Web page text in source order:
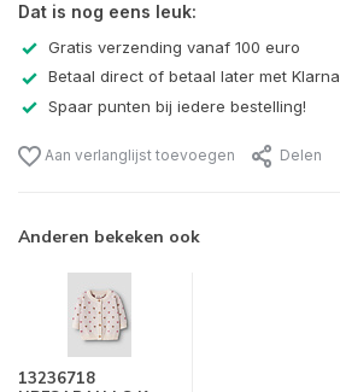
Dat is nog eens leuk:
Gratis verzending vanaf 100 euro
Betaal direct of betaal later met Klarna
Spaar punten bij iedere bestelling!
Aan verlanglijst toevoegen Delen
Anderen bekeken ook
13236718